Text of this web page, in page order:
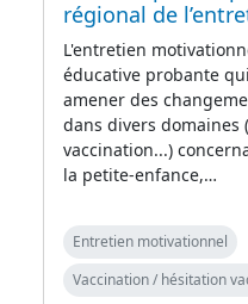
régional de
L'entretien
éducative probante
amener des
dans divers
vaccination...)
la petite-enfance,…
Entretien motivationnel
Vaccination / hésitation